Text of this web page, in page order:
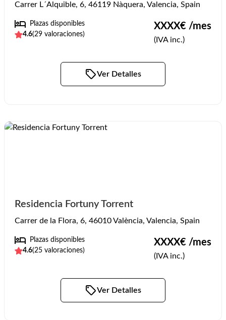
Carrer L´Alquible, 6, 46119 Nàquera, Valencia, Spain
Plazas disponibles
4.6(29 valoraciones)
XXXX€ /mes
(IVA inc.)
Ver Detalles
Residencia Fortuny Torrent
Carrer de la Flora, 6, 46010 València, Valencia, Spain
Plazas disponibles
4.6(25 valoraciones)
XXXX€ /mes
(IVA inc.)
Ver Detalles